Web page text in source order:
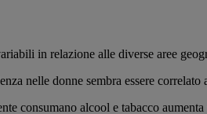
in relazione alle diverse aree
nelle donne sembra essere
consumano alcool e tabacco